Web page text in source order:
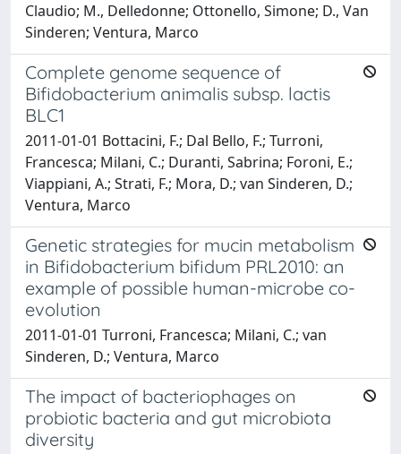
Claudio; M., Delledonne; Ottonello, Simone; D., Van
Sinderen; Ventura, Marco
Complete genome sequence of
Bifidobacterium animalis subsp. lactis
BLC1
2011-01-01 Bottacini, F.; Dal Bello, F.; Turroni,
Francesca; Milani, C.; Duranti, Sabrina; Foroni, E.;
Viappiani, A.; Strati, F.; Mora, D.; van Sinderen, D.;
Ventura, Marco
Genetic strategies for mucin metabolism
in Bifidobacterium bifidum PRL2010: an
example of possible human-microbe co-
evolution
2011-01-01 Turroni, Francesca; Milani, C.; van
Sinderen, D.; Ventura, Marco
The impact of bacteriophages on
probiotic bacteria and gut microbiota
diversity